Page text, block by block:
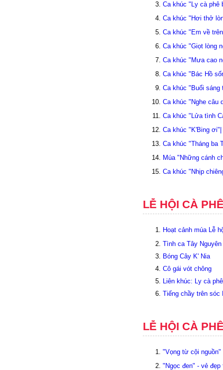
Ca khúc "Ly cà phê
Ca khúc "Hơi thở
Ca khúc "Em về
Ca khúc "Giọt lòng
Ca khúc "Mưa cao
Ca khúc "Bác Hồ
Ca khúc "Buổi sáng
Ca khúc "Nghe câu
Ca khúc "Lửa tình
Ca khúc "K'Bing ơi"|
Ca khúc "Tháng ba
Múa "Những cánh
Ca khúc "Nhịp
LỄ HỘI CÀ
Hoạt cảnh múa Lễ
Tình ca Tây
Bóng Cây K' Nia
Cô gái vót chông
Liên khúc: Ly cà
Tiếng chầy trên sóc
LỄ HỘI CÀ
"Vọng từ cội nguồn"
"Ngọc đen" - vẻ